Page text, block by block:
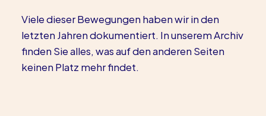
Viele dieser Bewegungen haben wir in den
letzten Jahren dokumentiert. In unserem Archiv
finden Sie alles, was auf den anderen Seiten
keinen Platz mehr findet.